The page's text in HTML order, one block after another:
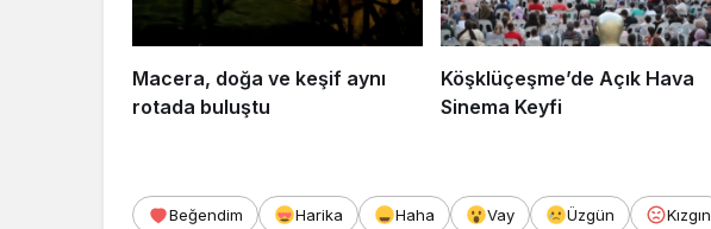
Macera, doğa ve keşif aynı
rotada buluştu
Köşklüçeşme’de Açık Hava
Sinema Keyfi
Beğendim Harika Haha Vay Üzgün Kızgın